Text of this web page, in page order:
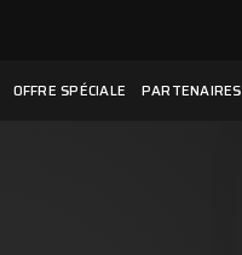
OFFRE SPÉCIALE PARTENAIRES